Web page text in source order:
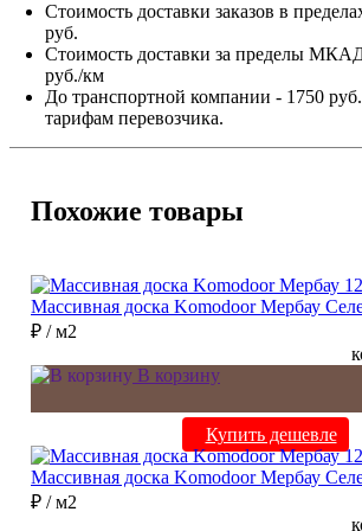
Стоимость доставки заказов в
руб.
Стоимость доставки за пределы
руб./км
До транспортной компании - 1750
тарифам перевозчика.
Похожие товары
Массивная доска Komodoor Мербау
₽ / м2
В корзину
Купить дешевле
Массивная доска Komodoor Мербау
₽ / м2